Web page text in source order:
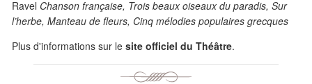
Ravel Chanson française, Trois beaux oiseaux du paradis, Sur
l’herbe, Manteau de fleurs, Cinq mélodies populaires grecques
Plus d'informations sur le site officiel du Théâtre.